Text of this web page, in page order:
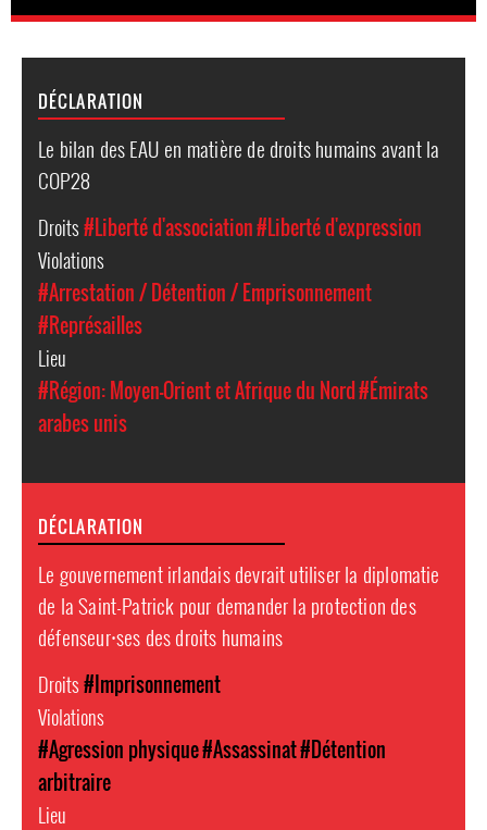
DÉCLARATION
Le bilan des EAU en matière de droits humains avant la
COP28
Droits#Liberté d'association#Liberté d'expression
Violations
#Arrestation / Détention / Emprisonnement
#Représailles
Lieu
#Région: Moyen-Orient et Afrique du Nord#Émirats
arabes unis
DÉCLARATION
Le gouvernement irlandais devrait utiliser la diplomatie
de la Saint-Patrick pour demander la protection des
défenseur⸱ses des droits humains
Droits#Imprisonnement
Violations
#Agression physique#Assassinat#Détention
arbitraire
Lieu